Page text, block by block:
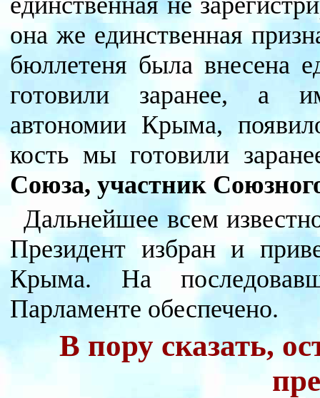
она же единственная
бюллетеня была внесена
готовили заранее, а
автономии Крыма,
кость мы готовили
Союза, участник
Дальнейшее всем
Президент избран и
Крыма. На
Парламенте обеспечено.
В пору сказать,